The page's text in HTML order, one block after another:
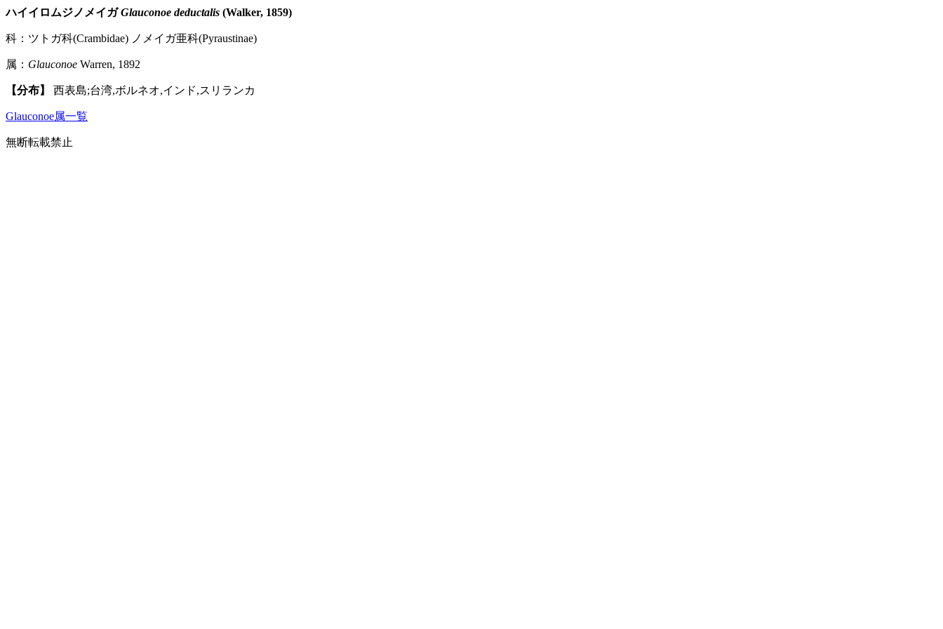
ハイイロムジノメイガGlauconoe deductalis (Walker, 1859)
科：ツトガ科(Crambidae) ノメイガ亜科(Pyraustinae)
属： Glauconoe Warren, 1892
【分布】 西表島;台湾,ボルネオ,インド,スリランカ
Glauconoe属一覧
無断転載禁止